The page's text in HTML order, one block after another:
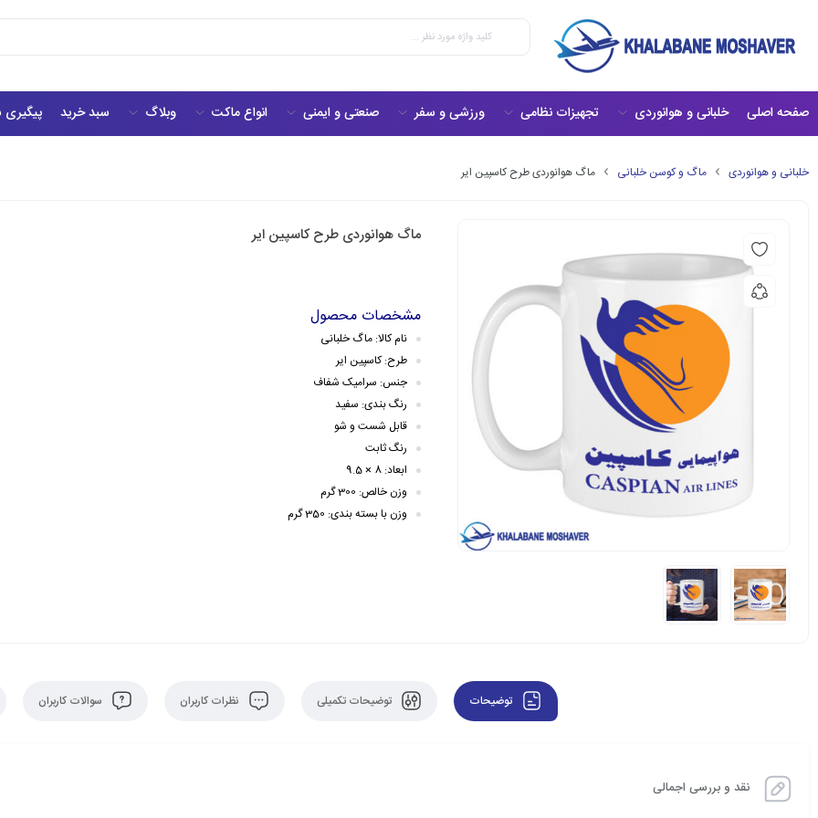
صفحه اصلی خلبانی و هوانوردی تجهیزات نظامی ورزشی و سفر صنعتی و ایمنی انواع ماکت وبلاگ سبد خرید
خلبانی و هوانوردی ماگ و کوسن خلبانی ماگ هوانوردی طرح کاسپین ایر
ماگ هوانوردی طرح کاسپین ایر
مشخصات محصول
نام کالا: ماگ خلبانی
طرح: کاسپین ایر
جنس: سرامیک شفاف
رنگ بندی: سفید
قابل شست و شو
رنگ ثابت
ابعاد: 8 × 9.5
وزن خالص: 300 گرم
وزن با بسته بندی: 350 گرم
توضیحات توضیحات تکمیلی نظرات کاربران سوالات کاربران
نقد و بررسی اجمالی